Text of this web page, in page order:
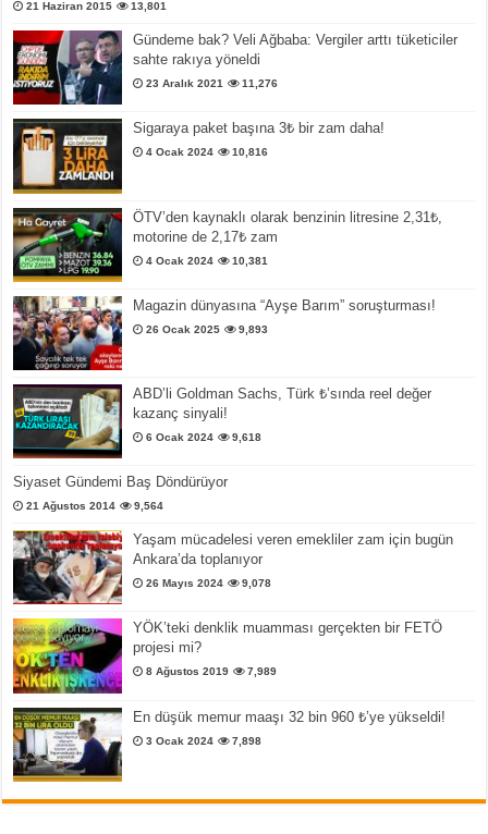
21 Haziran 2015 13,801
Gündeme bak? Veli Ağbaba: Vergiler arttı tüketiciler
sahte rakıya yöneldi
23 Aralık 2021 11,276
Sigaraya paket başına 3₺ bir zam daha!
4 Ocak 2024 10,816
ÖTV’den kaynaklı olarak benzinin litresine 2,31₺,
motorine de 2,17₺ zam
4 Ocak 2024 10,381
Magazin dünyasına “Ayşe Barım” soruşturması!
26 Ocak 2025 9,893
ABD’li Goldman Sachs, Türk ₺’sında reel değer
kazanç sinyali!
6 Ocak 2024 9,618
Siyaset Gündemi Baş Döndürüyor
21 Ağustos 2014 9,564
Yaşam mücadelesi veren emekliler zam için bugün
Ankara’da toplanıyor
26 Mayıs 2024 9,078
YÖK’teki denklik muamması gerçekten bir FETÖ
projesi mi?
8 Ağustos 2019 7,989
En düşük memur maaşı 32 bin 960 ₺’ye yükseldi!
3 Ocak 2024 7,898